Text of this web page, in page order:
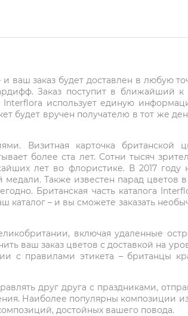
заказ будет доставлен в любую
Заказ поступит в ближайший
использует единую
будет вручен получателю в тот же
Визитная карточка британской
более ста лет. Сотни тысяч
лет во флористике. В 2017
Также известен парад цветов
Британская часть каталога
каталог – и вы сможете заказать
включая удаленные
ваш заказ цветов с доставкой на
с правилами этикета – британцы
друг друга с праздниками,
Наиболее популярны композиции
достойных вашего повода.